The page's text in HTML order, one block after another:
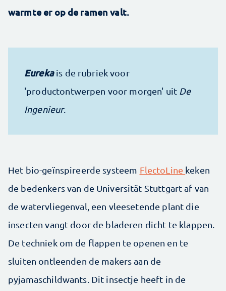
warmte er op de ramen valt.
Eurekais de rubriek voor
'productontwerpen voor morgen' uit De
Ingenieur.
Het bio-geïnspireerde systeem FlectoLine keken
de bedenkers van de Universität Stuttgart af van
de watervliegenval, een vleesetende plant die
insecten vangt door de bladeren dicht te klappen.
De techniek om de flappen te openen en te
sluiten ontleenden de makers aan de
pyjamaschildwants. Dit insectje heeft in de